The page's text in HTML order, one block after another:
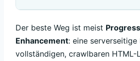
Der beste Weg ist meist
Enhancement: eine serverseitige
vollständigen, crawlbaren HTML-